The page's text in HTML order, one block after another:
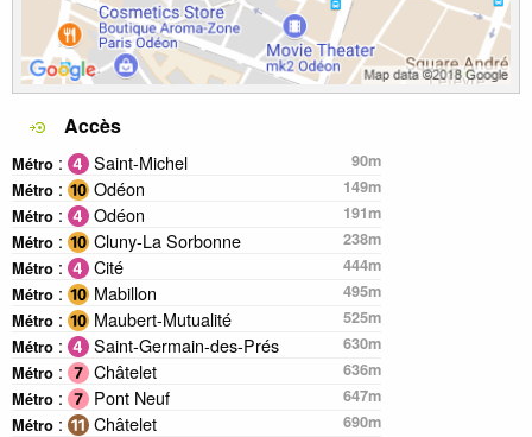
Accès
Métro : Saint-Michel
90m
Métro : Odéon
149m
Métro : Odéon
191m
Métro : Cluny-La Sorbonne
238m
Métro : Cité
444m
Métro : Mabillon
495m
Métro : Maubert-Mutualité
525m
Métro : Saint-Germain-des-Prés
630m
Métro : Châtelet
636m
Métro : Pont Neuf
647m
Métro : Châtelet
690m